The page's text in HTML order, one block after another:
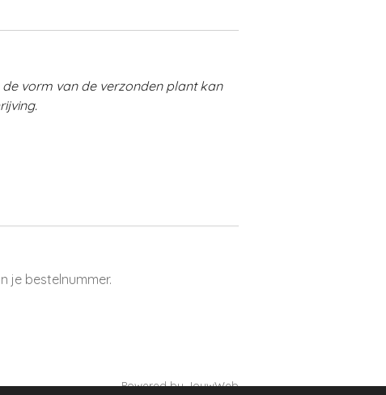
vorm van de verzonden plant kan
je bestelnummer.
Powered byJouwWeb